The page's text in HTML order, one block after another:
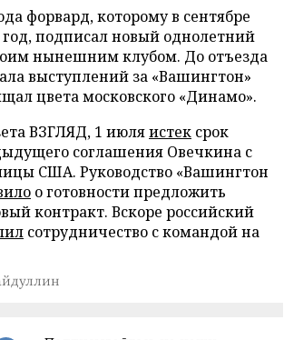
форвард, которому в сентябре
год, подписал новый однолетний
нынешним клубом. До отъезда
выступлений за «Вашингтон»
цвета московского «Динамо».
ВЗГЛЯД, 1 июляистек срок
соглашения Овечкина с
США. Руководство «Вашингтон
о готовности предложить
контракт. Вскоре российский
сотрудничество с командой на